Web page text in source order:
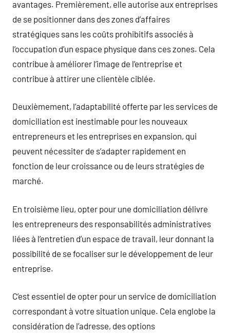
avantages. Premièrement, elle autorise aux entreprises
de se positionner dans des zones d’affaires
stratégiques sans les coûts prohibitifs associés à
l’occupation d’un espace physique dans ces zones. Cela
contribue à améliorer l’image de l’entreprise et
contribue à attirer une clientèle ciblée.
Deuxièmement, l’adaptabilité offerte par les services de
domiciliation est inestimable pour les nouveaux
entrepreneurs et les entreprises en expansion, qui
peuvent nécessiter de s’adapter rapidement en
fonction de leur croissance ou de leurs stratégies de
marché.
En troisième lieu, opter pour une domiciliation délivre
les entrepreneurs des responsabilités administratives
liées à l’entretien d’un espace de travail, leur donnant la
possibilité de se focaliser sur le développement de leur
entreprise.
C’est essentiel de opter pour un service de domiciliation
correspondant à votre situation unique. Cela englobe la
considération de l’adresse, des options